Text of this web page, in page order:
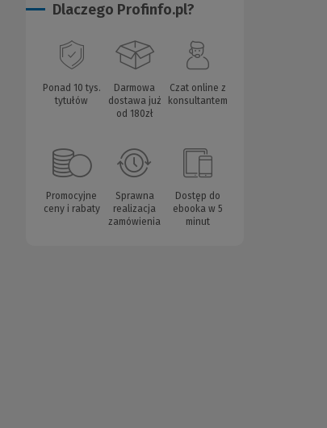
Dlaczego Profinfo.pl?
Ponad 10 tys.
tytułów
Darmowa
dostawa już
od 180zł
Czat online z
konsultantem
Promocyjne
ceny i rabaty
Sprawna
realizacja
zamówienia
Dostęp do
ebooka w 5
minut